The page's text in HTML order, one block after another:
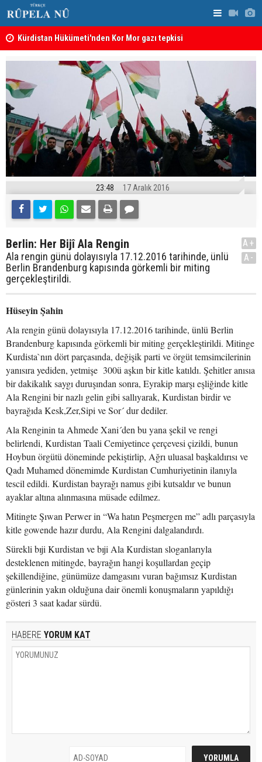
Kürdistan Hükümeti'nden Kor Mor gazı tepkisi
23:48 17 Aralık 2016
Berlin: Her Bijî Ala Rengin
Ala rengin günü dolayısıyla 17.12.2016 tarihinde, ünlü
Berlin Brandenburg kapısında görkemli bir miting
gerçekleştirildi.
A+
A-
Hüseyin Şahin
Ala rengin günü dolayısıyla 17.12.2016 tarihinde, ünlü Berlin
Brandenburg kapısında görkemli bir miting gerçekleştirildi. Mitinge
Kurdista`nın dört parçasında, değişik parti ve örgüt temsimcilerinin
yanısıra yediden, yetmişe 300ü aşkın bir kitle katıldı. Şehitler anısıa
bir dakikalık saygı duruşından sonra, Eyrakip marşı eşliğinde kitle
Ala Rengini bir nazlı gelin gibi sallıyarak, Kurdistan birdir ve
bayrağıda Kesk,Zer,Sipi ve Sor´ dur dediler.
Ala Renginin ta Ahmede Xani´den bu yana şekil ve rengi
belirlendi, Kurdistan Taali Cemiyetince çerçevesi çizildi, bunun
Hoybun örgütü döneminde pekiştirlip, Ağrı uluasal başkaldırısı ve
Qadı Muhamed dönemimde Kurdistan Cumhuriyetinin ilanıyla
tescil edildi. Kurdistan bayrağı namus gibi kutsaldır ve bunun
ayaklar altına alınmasına müsade edilmez.
Mitingte Şıwan Perwer in “Wa hatın Peşmergen me” adlı parçasıyla
kitle gowende hazır durdu, Ala Rengini dalgalandırdı.
Sürekli bıji Kurdistan ve bıji Ala Kurdistan sloganlarıyla
desteklenen mitingde, bayrağın hangi koşullardan geçip
şekillendiğine, günümüze damgasını vuran bağımsız Kurdistan
günlerinin yakın olduğuna dair önemli konuşmaların yapıldığı
gösteri 3 saat kadar sürdü.
HABERE YORUM KAT